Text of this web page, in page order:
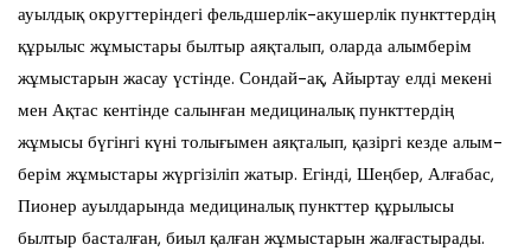
ауылдық округтеріндегі фельдшерлік-акушерлік пункттердің
құрылыс жұмыстары былтыр аяқталып, оларда алымберім
жұмыстарын жасау үстінде. Сондай-ақ, Айыртау елді мекені
мен Ақтас кентінде салынған медициналық пункттердің
жұмысы бүгінгі күні толығымен аяқталып, қазіргі кезде алым-
берім жұмыстары жүргізіліп жатыр. Егінді, Шеңбер, Алғабас,
Пионер ауылдарында медициналық пункттер құрылысы
былтыр басталған, биыл қалған жұмыстарын жалғастырады.